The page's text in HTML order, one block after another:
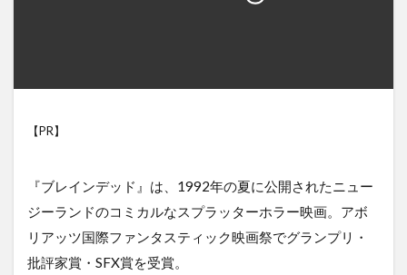
【PR】
『ブレインデッド』は、1992年の夏に公開されたニュー
ジーランドのコミカルなスプラッターホラー映画。アボ
リアッツ国際ファンタスティック映画祭でグランプリ・
批評家賞・SFX賞を受賞。